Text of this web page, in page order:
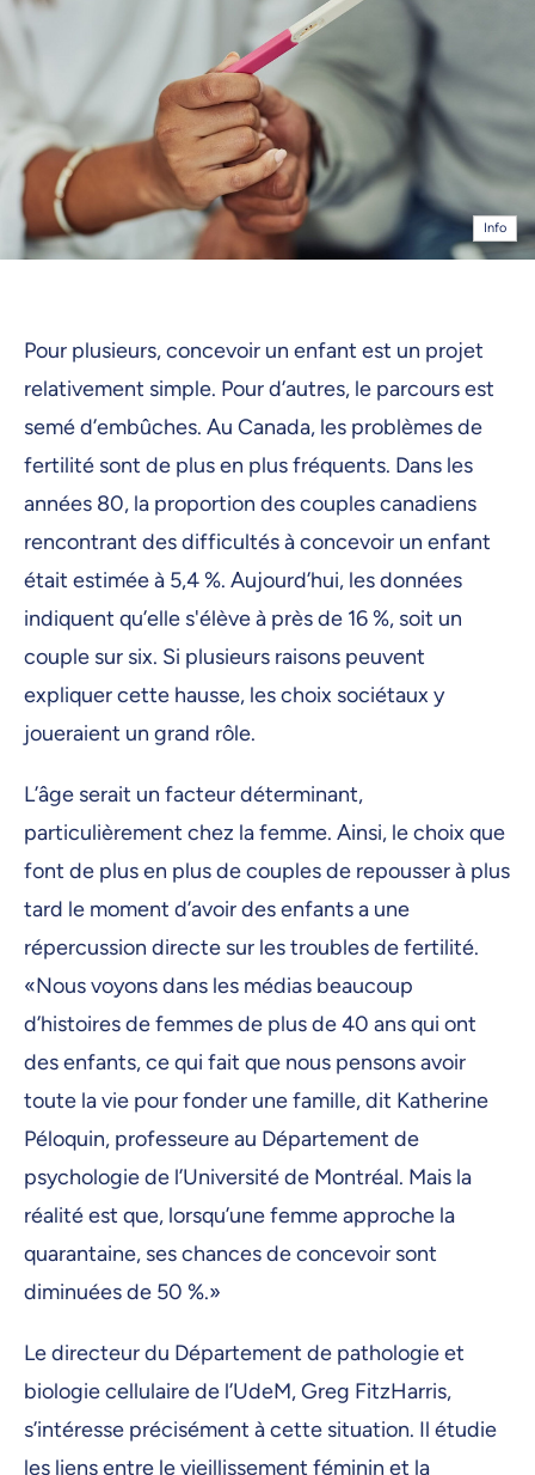
Info
Pour plusieurs, concevoir un enfant est un projet
relativement simple. Pour d’autres, le parcours est
semé d’embûches. Au Canada, les problèmes de
fertilité sont de plus en plus fréquents. Dans les
années 80, la proportion des couples canadiens
rencontrant des difficultés à concevoir un enfant
était estimée à 5,4 %. Aujourd’hui, les données
indiquent qu’elle s'élève à près de 16 %, soit un
couple sur six. Si plusieurs raisons peuvent
expliquer cette hausse, les choix sociétaux y
joueraient un grand rôle.
L’âge serait un facteur déterminant,
particulièrement chez la femme. Ainsi, le choix que
font de plus en plus de couples de repousser à plus
tard le moment d’avoir des enfants a une
répercussion directe sur les troubles de fertilité.
«Nous voyons dans les médias beaucoup
d’histoires de femmes de plus de 40 ans qui ont
des enfants, ce qui fait que nous pensons avoir
toute la vie pour fonder une famille, dit Katherine
Péloquin, professeure au Département de
psychologie de l’Université de Montréal. Mais la
réalité est que, lorsqu’une femme approche la
quarantaine, ses chances de concevoir sont
diminuées de 50 %.»
Le directeur du Département de pathologie et
biologie cellulaire de l’UdeM, Greg FitzHarris,
s’intéresse précisément à cette situation. Il étudie
les liens entre le vieillissement féminin et la